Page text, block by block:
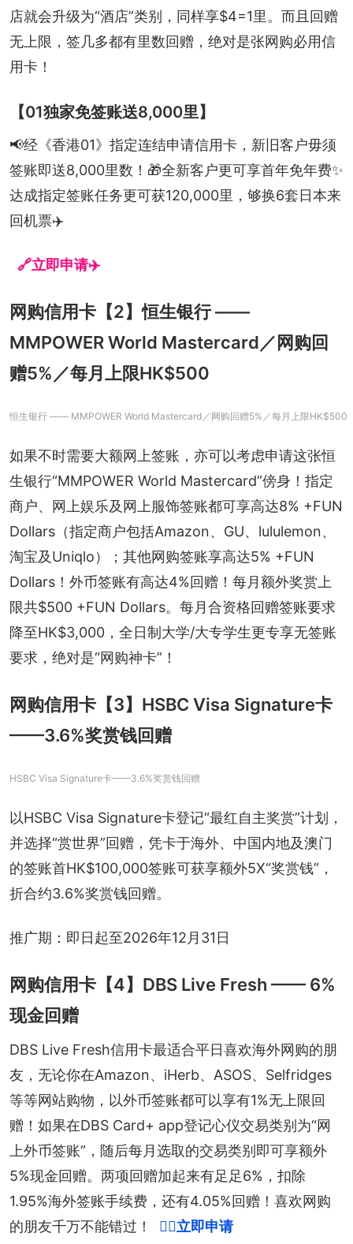
店就会升级为“酒店”类别，同样享$4=1里。而且回赠
无上限，签几多都有里数回赠，绝对是张网购必用信
用卡！
【01独家免签账送8,000里】
📢经《香港01》指定连结申请信用卡，新旧客户毋须
签账即送8,000里数！🎁全新客户更可享首年免年费✨
达成指定签账任务更可获120,000里，够换6套日本来
回机票✈️
🔗立即申请✈️
网购信用卡【2】恒生银行 ——
MMPOWER World Mastercard／网购回
赠5%／每月上限HK$500
恒生银行 —— MMPOWER World Mastercard／网购回赠5%／每月上限HK$500
如果不时需要大额网上签账，亦可以考虑申请这张恒
生银行“MMPOWER World Mastercard”傍身！指定
商户、网上娱乐及网上服饰签账都可享高达8% +FUN
Dollars（指定商户包括Amazon、GU、lululemon、
淘宝及Uniqlo）；其他网购签账享高达5% +FUN
Dollars！外币签账有高达4%回赠！每月额外奖赏上
限共$500 +FUN Dollars。每月合资格回赠签账要求
降至HK$3,000，全日制大学/大专学生更专享无签账
要求，绝对是“网购神卡”！
网购信用卡【3】HSBC Visa Signature卡
——3.6%奖赏钱回赠
HSBC Visa Signature卡——3.6%奖赏钱回赠
以HSBC Visa Signature卡登记“最红自主奖赏”计划，
并选择“赏世界”回赠，凭卡于海外、中国内地及澳门
的签账首HK$100,000签账可获享额外5X“奖赏钱”，
折合约3.6%奖赏钱回赠。
推广期：即日起至2026年12月31日
网购信用卡【4】DBS Live Fresh —— 6%
现金回赠
DBS Live Fresh信用卡最适合平日喜欢海外网购的朋
友，无论你在Amazon、iHerb、ASOS、Selfridges
等等网站购物，以外币签账都可以享有1%无上限回
赠！如果在DBS Card+ app登记心仪交易类别为“网
上外币签账”，随后每月选取的交易类别即可享额外
5%现金回赠。两项回赠加起来有足足6%，扣除
1.95%海外签账手续费，还有4.05%回赠！喜欢网购
的朋友千万不能错过！
👉🏻立即申请